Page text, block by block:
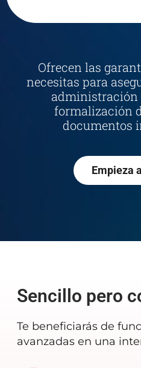
Ofrecen las
necesitas para
formalización
documentos
Empieza
Sencillo pero
Te beneficiarás de
avanzadas en una